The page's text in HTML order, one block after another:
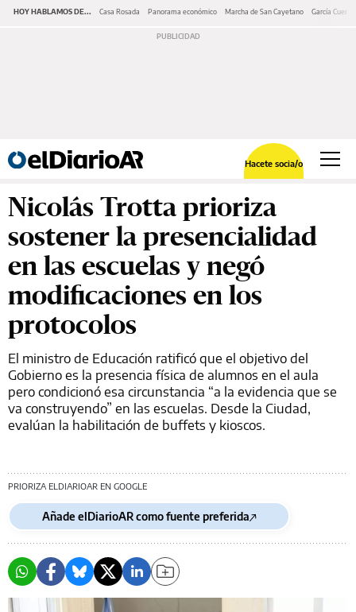
HOY HABLAMOS DE... Casa Rosada Panorama económico Marcha de San Cayetano García Cuerva
Hacete socia/o
Nicolás Trotta prioriza
sostener la presencialidad
en las escuelas y negó
modificaciones en los
protocolos
El ministro de Educación ratificó que el objetivo del
Gobierno es la presencia física de alumnos en el aula
pero condicionó esa circunstancia “a la evidencia que se
va construyendo” en las escuelas. Desde la Ciudad,
evalúan la habilitación de buffets y kioscos.
PRIORIZA ELDIARIOAR EN GOOGLE
Añade elDiarioAR como fuente preferida